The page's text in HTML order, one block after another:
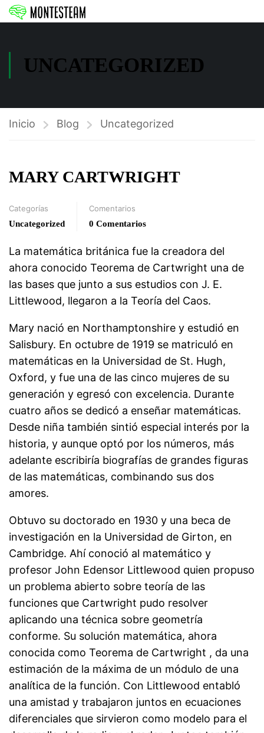
UNCATEGORIZED
Inicio Blog Uncategorized
MARY CARTWRIGHT
Categorías
Uncategorized
Comentarios
0 Comentarios
La matemática británica fue la creadora del
ahora conocido Teorema de Cartwright una de
las bases que junto a sus estudios con J. E.
Littlewood, llegaron a la Teoría del Caos.
Mary nació en Northamptonshire y estudió en
Salisbury. En octubre de 1919 se matriculó en
matemáticas en la Universidad de St. Hugh,
Oxford, y fue una de las cinco mujeres de su
generación y egresó con excelencia. Durante
cuatro años se dedicó a enseñar matemáticas.
Desde niña también sintió especial interés por la
historia, y aunque optó por los números, más
adelante escribiría biografías de grandes figuras
de las matemáticas, combinando sus dos
amores.
Obtuvo su doctorado en 1930 y una beca de
investigación en la Universidad de Girton, en
Cambridge. Ahí conoció al matemático y
profesor John Edensor Littlewood quien propuso
un problema abierto sobre teoría de las
funciones que Cartwright pudo resolver
aplicando una técnica sobre geometría
conforme. Su solución matemática, ahora
conocida como Teorema de Cartwright , da una
estimación de la máxima de un módulo de una
analítica de la función. Con Littlewood entabló
una amistad y trabajaron juntos en ecuaciones
diferenciales que sirvieron como modelo para el